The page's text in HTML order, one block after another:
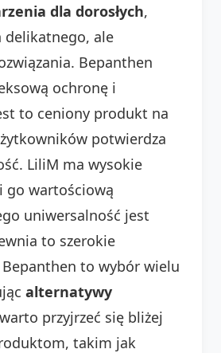
dla dorosłych,
delikatnego, ale
Bepanthen
ochronę i
to ceniony produkt na
potwierdza
LiliΜ ma wysokie
go wartościową
uniwersalność jest
to szerokie
to wybór wielu
alternatywy
przyjrzeć się bliżej
takim jak